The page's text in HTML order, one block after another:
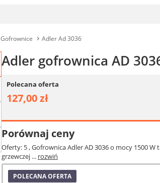
Gofrownice Adler Ad 3036
Adler gofrownica AD
Polecana oferta
127,00 zł
Porównaj ceny
Oferty: 5, Gofrownica Adler AD 3036 o mocy 1500
grzewczej ... rozwiń
POLECANA OFERTA